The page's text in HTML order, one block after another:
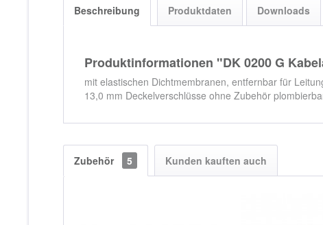
Beschreibung Produktdaten Downloads
Produktinformationen "DK 0200 G
mit elastischen Dichtmembranen, entfernbar für
13,0 mm Deckelverschlüsse ohne Zubehör
Zubehör 5 Kunden kauften auch